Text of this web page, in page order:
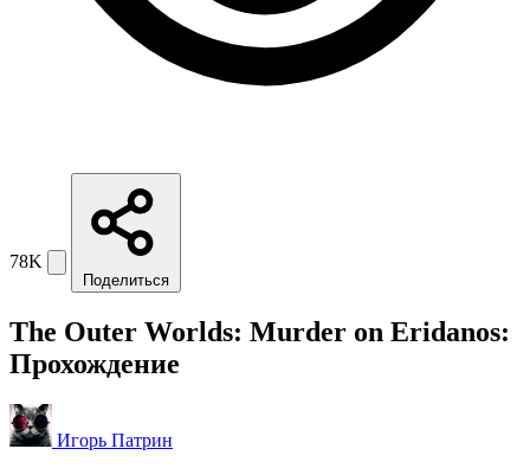
78K
Поделиться
The Outer Worlds: Murder on Eridanos:
Прохождение
Игорь Патрин